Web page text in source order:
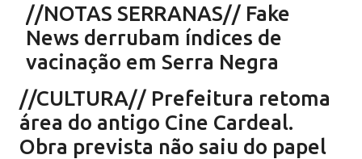
//NOTAS SERRANAS// Fake
News derrubam índices de
vacinação em Serra Negra
SALETE SILVA SAÚDE SERRA NEGRA VACINAÇÃO SERRA NEGRA
VIVA! SERRA NEGRA NO AR
//CULTURA// Prefeitura retoma
área do antigo Cine Cardeal.
Obra prevista não saiu do papel